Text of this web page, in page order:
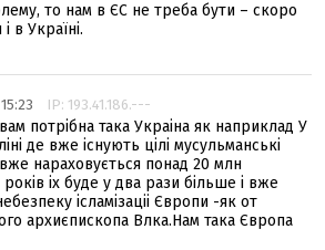
то нам в ЄС не треба бути – скоро
в Україні.
IP: 193.41.186.---
потрібна така Украіна як наприклад У
де вже існують цілі мусульманські
нараховується понад 20 млн
іх буде у два рази більше і вже
ісламізаціі Європи -як от
архиєпископа Влка.Нам така Європа